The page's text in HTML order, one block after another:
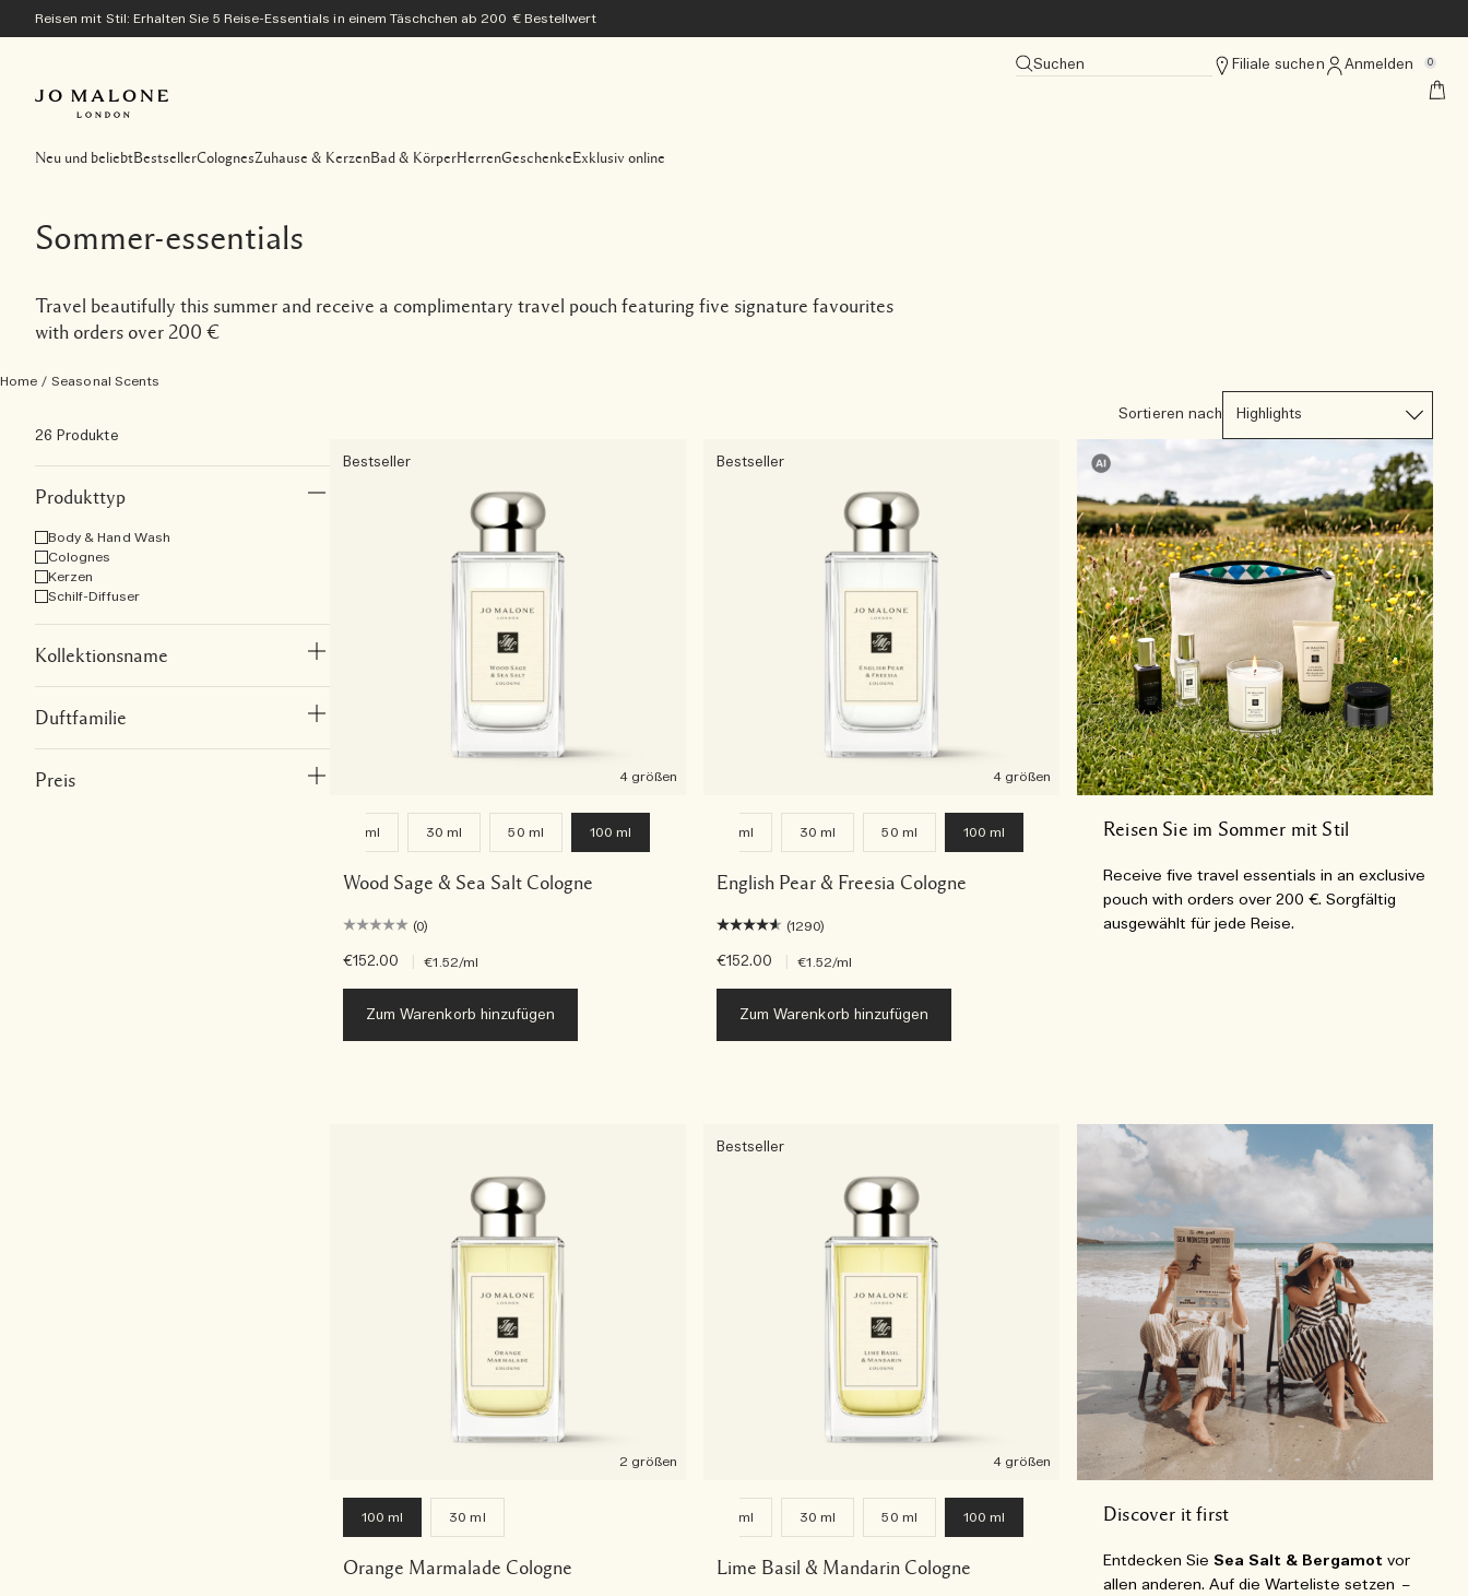
Reisen mit Stil: Erhalten Sie 5 Reise-Essentials in einem Täschchen ab 200 € Bestellwert
Suchen Filiale suchen Anmelden 0
Neu und beliebtBestsellerColognesZuhause & KerzenBad & KörperHerrenGeschenke Exklusiv online
Sommer-essentials
Travel beautifully this summer and receive a complimentary travel pouch featuring five signature favourites
with orders over 200 €
Home / Seasonal Scents
26 Produkte
Produkttyp
Body & Hand Wash
Colognes
Kerzen
Schilf-Diffuser
Kollektionsname
Duftfamilie
Preis
Sortieren nach
Bestseller
4 größen
9 ml 30 ml 50 ml 100 ml
Wood Sage & Sea Salt Cologne
(0)
€152.00 €1.52/ml
Zum Warenkorb hinzufügen
Bestseller
4 größen
9 ml 30 ml 50 ml 100 ml
English Pear & Freesia Cologne
(1290)
€152.00 €1.52/ml
Zum Warenkorb hinzufügen
Reisen Sie im Sommer mit Stil
Receive five travel essentials in an exclusive
pouch with orders over 200 €. Sorgfältig
ausgewählt für jede Reise.
2 größen
100 ml 30 ml
Orange Marmalade Cologne
Bestseller
4 größen
9 ml 30 ml 50 ml 100 ml
Lime Basil & Mandarin Cologne
Discover it first
Entdecken Sie Sea Salt & Bergamot vor
allen anderen. Auf die Warteliste setzen –